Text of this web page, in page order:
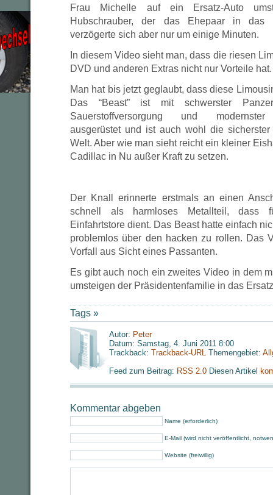
Frau Michelle auf ein Ersatz-Auto
Hubschrauber, der das Ehepaar in das
verzögerte sich aber nur um einige Minuten.
In diesem Video sieht man, dass die riesen
DVD und anderen Extras nicht nur Vorteile hat.
Man hat bis jetzt geglaubt, dass diese
Das “Beast” ist mit schwerster
Sauerstoffversorgung und modernster
ausgerüstet und ist auch wohl die
Welt. Aber wie man sieht reicht ein kleiner
Cadillac in Nu außer Kraft zu setzen.
Der Knall erinnerte erstmals an einen
schnell als harmloses Metallteil, dass
Einfahrtstore dient. Das Beast hatte einfach
problemlos über den hacken zu rollen. Das
Vorfall aus Sicht eines Passanten.
Es gibt auch noch ein zweites Video in dem
umsteigen der Präsidentenfamilie in das
Tags »
Autor: Peter
Datum: Samstag, 4. Juni 2011 8:00
Trackback: Trackback-URL Themengebiet:
Feed zum Beitrag: RSS 2.0 Diesen Artikel
Kommentar abgeben
Name (erforderlich)
E-Mail (wird nicht veröffentlicht,
Website (freiwillig)